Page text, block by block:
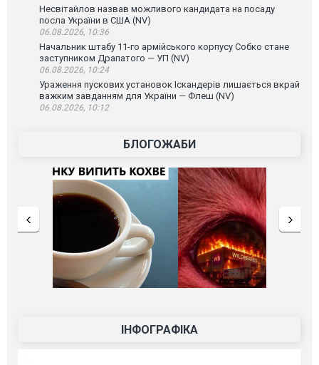
Несвітайлов назвав можливого кандидата на посаду
посла України в США (NV)
06.08.2026, 10:36
Начальник штабу 11-го армійського корпусу Собко стане
заступником Драпатого — УП (NV)
06.08.2026, 10:24
Ураження пускових установок Іскандерів лишається вкрай
важким завданням для України — Флеш (NV)
06.08.2026, 10:12
БЛОГОЖАБИ
ІНФОГРАФІКА